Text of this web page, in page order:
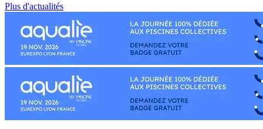
Plus d'actualités